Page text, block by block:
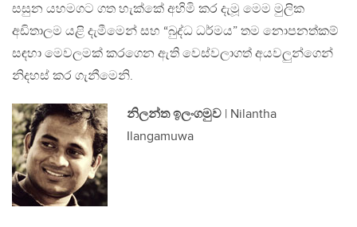
සසුන යහමගට ගත හැක්කේ අහිමි කර දැමූ මෙම මුලික
අඩිතාලම යළි දැමීමෙන් සහ “බුද්ධ ධර්මය” තම නොපනත්කම්
සඳහා මෙවලමක් කරගෙන ඇති වෙස්වලාගත් අයවලුන්ගෙන්
නිදහස් කර ගැනීමෙනි.
නිලන්ත ඉලංගමුව | Nilantha
Ilangamuwa